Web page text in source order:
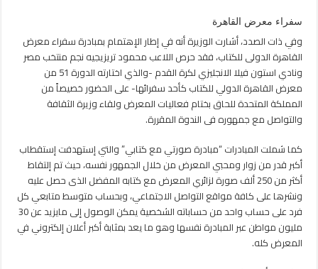
سفراء معرض القاهرة
وفي ذات الصدد، أشارت الوزيرة أنه في إطار الإهتمام بمبادرة سفراء معرض
القاهرة الدولى للكتاب، فقد حرص اللاعب محمود تريزيجيه نجم منتخب مصر
ونادي استون فيلا الانجليزي لكرة القدم -والذي اختارته الدورة 51 من
معرض القاهرة الدولي للكتاب كأحد سفرائها- على الحضور خصيصاً من
المملكة المتحدة للحاق بختام فعاليات المعرض ولقاء وزيرة الثقافة
والتواصل مع جمهوره فى الندوة المقررة.
كما شملت المبادرات “مبادرة صورتي مع كتابي” والتي إستهدفت إستقطاب
أكبر قدر من زوار ومحبي المعرض من خلال الجمهور نفسه، حيث تم إلتقاط
أكثر من 250 ألف صورة لزائري المعرض مع كتابه المفضل الذى حصل عليه
ونشرها على كافة مواقع التواصل الاجتماعي، وبحساب متوسط متابعي كل
فرد على حساب واحد من حساباته الشخصية يمكن الوصول إلى مايزيد عن 30
مليون مواطن عبر المبادرة نفسها وهو ما يعد بمثابة أكبر أعلان إلكتروني في
المعرض كله.